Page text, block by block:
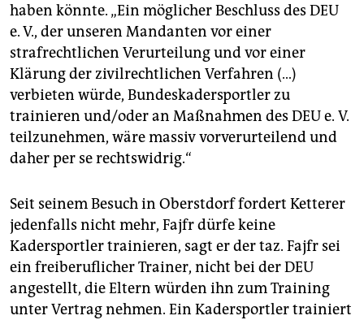
haben könnte. „Ein möglicher Beschluss des DEU
e. V., der unseren Mandanten vor einer
strafrechtlichen Verurteilung und vor einer
Klärung der zivilrechtlichen Verfahren (…)
verbieten würde, Bundeskadersportler zu
trainieren und/oder an Maßnahmen des DEU e. V.
teilzunehmen, wäre massiv vorverurteilend und
daher per se rechtswidrig.“
Seit seinem Besuch in Oberstdorf fordert Ketterer
jedenfalls nicht mehr, Fajfr dürfe keine
Kadersportler trainieren, sagt er der taz. Fajfr sei
ein freiberuflicher Trainer, nicht bei der DEU
angestellt, die Eltern würden ihn zum Training
unter Vertrag nehmen. Ein Kadersportler trainiert